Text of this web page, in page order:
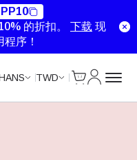
的折扣。 下载 现
序！
TWD